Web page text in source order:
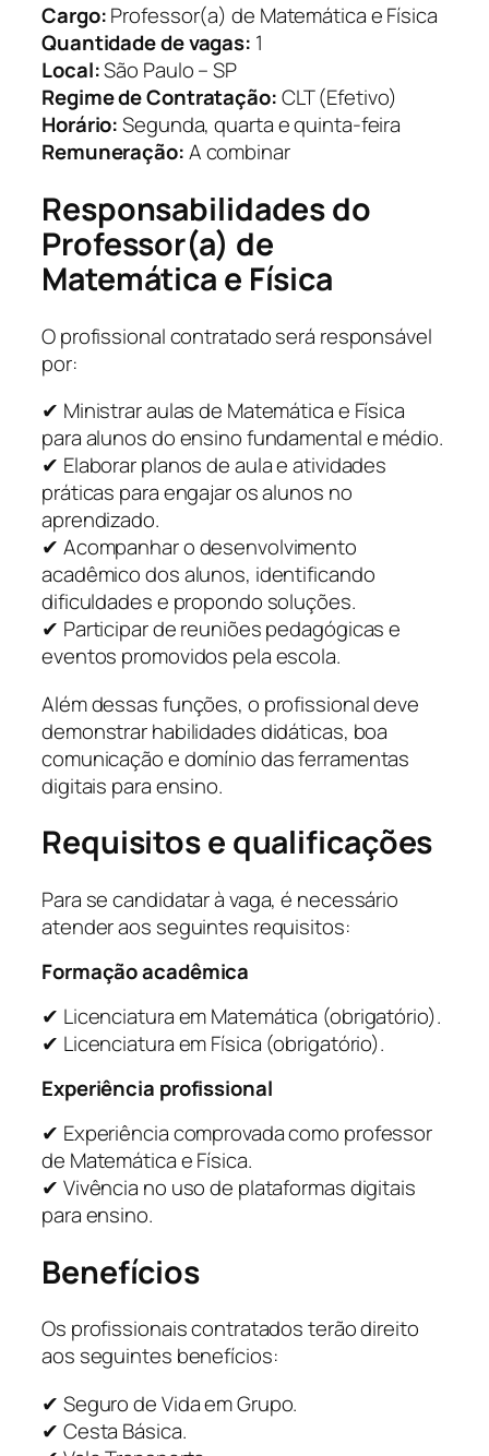
Cargo:Professor(a) de Matemática e Física
Quantidade de vagas: 1
Local:São Paulo – SP
Regime de Contratação:CLT (Efetivo)
Horário:Segunda, quarta e quinta-feira
Remuneração:A combinar
Responsabilidades do
Professor(a) de
Matemática e Física
O profissional contratado será responsável
por:
✔ Ministrar aulas de Matemática e Física
para alunos do ensino fundamental e médio.
✔ Elaborar planos de aula e atividades
práticas para engajar os alunos no
aprendizado.
✔ Acompanhar o desenvolvimento
acadêmico dos alunos, identificando
dificuldades e propondo soluções.
✔ Participar de reuniões pedagógicas e
eventos promovidos pela escola.
Além dessas funções, o profissional deve
demonstrar habilidades didáticas, boa
comunicação e domínio das ferramentas
digitais para ensino.
Requisitos e qualificações
Para se candidatar à vaga, é necessário
atender aos seguintes requisitos:
Formação acadêmica
✔ Licenciatura em Matemática (obrigatório).
✔ Licenciatura em Física (obrigatório).
Experiência profissional
✔ Experiência comprovada como professor
de Matemática e Física.
✔ Vivência no uso de plataformas digitais
para ensino.
Benefícios
Os profissionais contratados terão direito
aos seguintes benefícios:
✔ Seguro de Vida em Grupo.
✔ Cesta Básica.